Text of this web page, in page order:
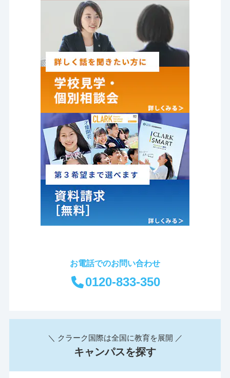
お電話でのお問い合わせ
0120-833-350
＼ クラーク国際は全国に教育を展開 ／
キャンパスを探す